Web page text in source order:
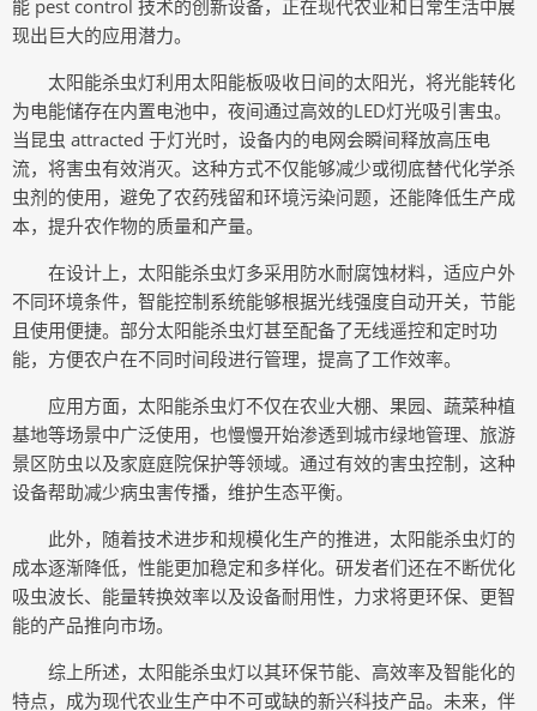
能 pest control 技术的创新设备，正在现代农业和日常生活中展
现出巨大的应用潜力。
太阳能杀虫灯利用太阳能板吸收日间的太阳光，将光能转化
为电能储存在内置电池中，夜间通过高效的LED灯光吸引害虫。
当昆虫 attracted 于灯光时，设备内的电网会瞬间释放高压电
流，将害虫有效消灭。这种方式不仅能够减少或彻底替代化学杀
虫剂的使用，避免了农药残留和环境污染问题，还能降低生产成
本，提升农作物的质量和产量。
在设计上，太阳能杀虫灯多采用防水耐腐蚀材料，适应户外
不同环境条件，智能控制系统能够根据光线强度自动开关，节能
且使用便捷。部分太阳能杀虫灯甚至配备了无线遥控和定时功
能，方便农户在不同时间段进行管理，提高了工作效率。
应用方面，太阳能杀虫灯不仅在农业大棚、果园、蔬菜种植
基地等场景中广泛使用，也慢慢开始渗透到城市绿地管理、旅游
景区防虫以及家庭庭院保护等领域。通过有效的害虫控制，这种
设备帮助减少病虫害传播，维护生态平衡。
此外，随着技术进步和规模化生产的推进，太阳能杀虫灯的
成本逐渐降低，性能更加稳定和多样化。研发者们还在不断优化
吸虫波长、能量转换效率以及设备耐用性，力求将更环保、更智
能的产品推向市场。
综上所述，太阳能杀虫灯以其环保节能、高效率及智能化的
特点，成为现代农业生产中不可或缺的新兴科技产品。未来，伴